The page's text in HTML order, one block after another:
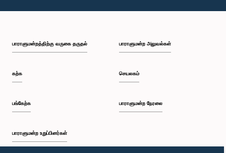
பாராளுமன்றத்திற்கு வருகை தருதல்
கற்க
பங்கேற்க
பாராளுமன்ற உறுப்பினர்கள்
பாராளுமன்ற அலுவல்கள்
செயலகம்
பாராளுமன்ற நேரலை